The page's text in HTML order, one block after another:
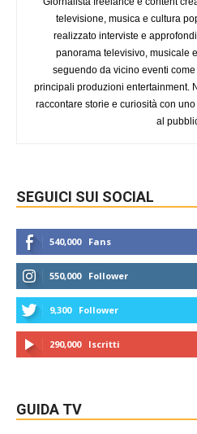
televisione, musica e cultura
realizzato interviste e
panorama televisivo, musicale
seguendo da vicino eventi
principali produzioni entertainment.
raccontare storie e curiosità con
al
SEGUICI SUI SOCIAL
540,000 Fans
550,000 Follower
9,300 Follower
290,000 Iscritti
GUIDA TV